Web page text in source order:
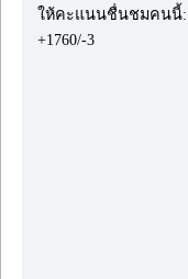
ให้คะแนนชื่นชมคนนี้:
+1760/-3